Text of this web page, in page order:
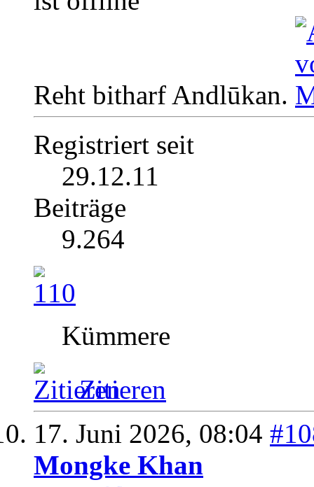
Reht bitharf Andlūkan.
Registriert seit
29.12.11
Beiträge
9.264
Kümmere
Zitieren
17. Juni 2026, 08:04
Mongke Khan